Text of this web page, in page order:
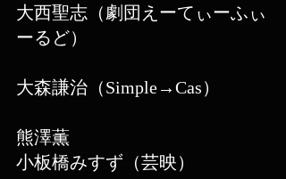
大西聖志（劇団えーてぃーふぃ
ーるど）
大森謙治（Simple→Cas）
熊澤薫
小板橋みすず（芸映）